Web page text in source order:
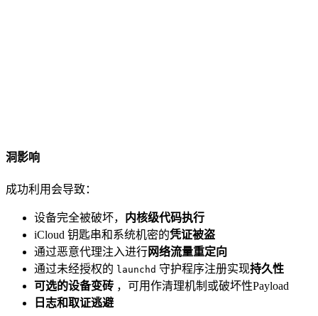
洞影响
成功利用会导致：
设备完全被破坏， 内核级代码执行
iCloud 钥匙串和系统机密的凭证被盗
通过恶意代理注入进行网络流量重定向
通过未经授权的 launchd 守护程序注册实现持久性
可选的设备变砖 ，可用作清理机制或破坏性Payload
日志和取证逃避